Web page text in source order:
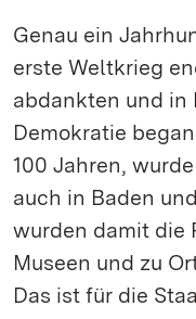
Genau ein
erste Weltkrieg
abdankten und in
Demokratie
100 Jahren,
auch in Baden
wurden damit die
Museen und zu
Das ist für die